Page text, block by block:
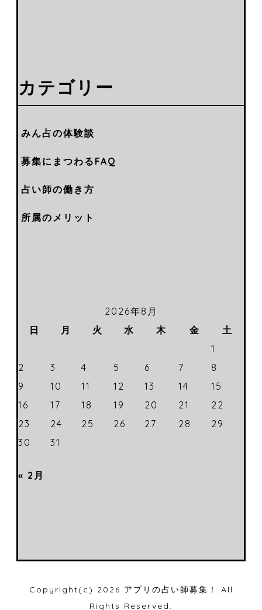
カテゴリー
みん占の体験談
募集にまつわるFAQ
占い師の働き方
所属のメリット
2026年8月
日
月 火 水 木 金
土
1
2
3 4 5 6 7
8
9
10 11 12 13 14
15
16
17 18 19 20 21
22
23
24 25 26 27 28
29
30
31
« 2月
Copyright(c) 2026 アプリの占い師募集！
All
Rights Reserved.